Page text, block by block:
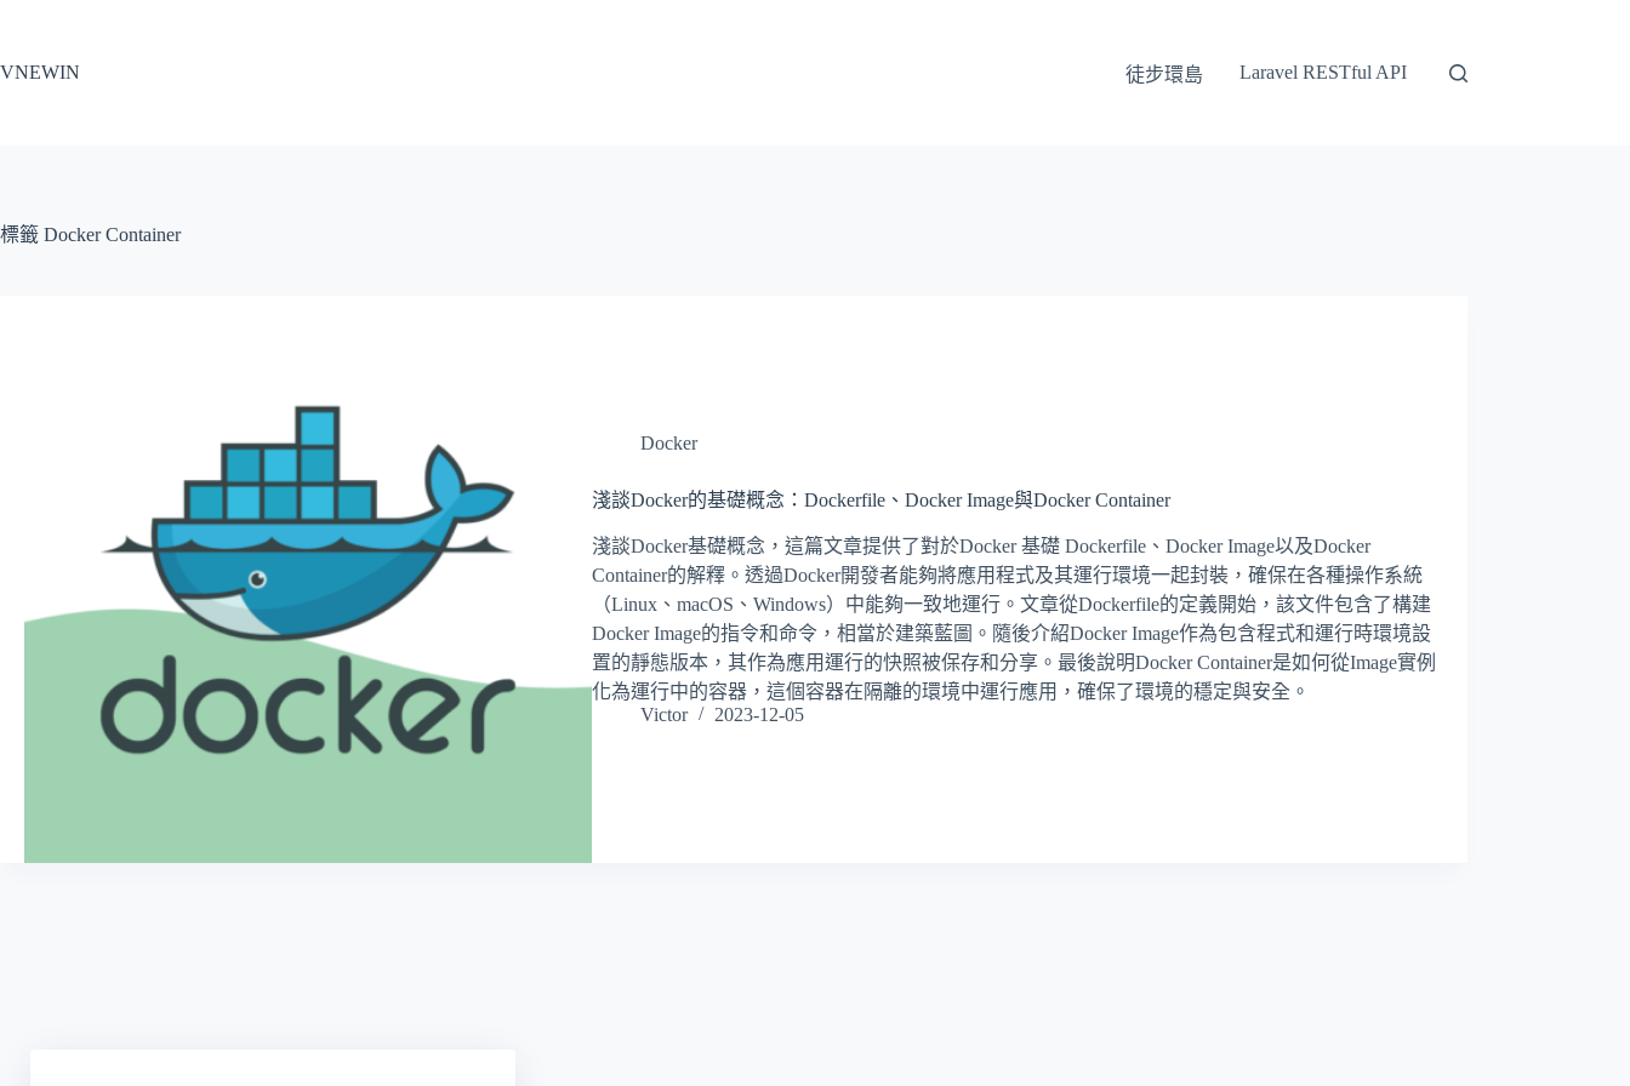
主
VNEWIN 徒步環島 Laravel RESTful API
標籤 Docker Container
Docker
淺談Docker的基礎概念：Dockerfile、Docker Image與Docker Container
淺談Docker基礎概念，這篇文章提供了對於Docker 基礎 Dockerfile、Docker Image以及Docker
Container的解釋。透過Docker開發者能夠將應用程式及其運行環境一起封裝，確保在各種操作系統
（Linux、macOS、Windows）中能夠一致地運行。文章從Dockerfile的定義開始，該文件包含了構建
Docker Image的指令和命令，相當於建築藍圖。隨後介紹Docker Image作為包含程式和運行時環境設
置的靜態版本，其作為應用運行的快照被保存和分享。最後說明Docker Container是如何從Image實例
化為運行中的容器，這個容器在隔離的環境中運行應用，確保了環境的穩定與安全。
Victor
2023-12-05